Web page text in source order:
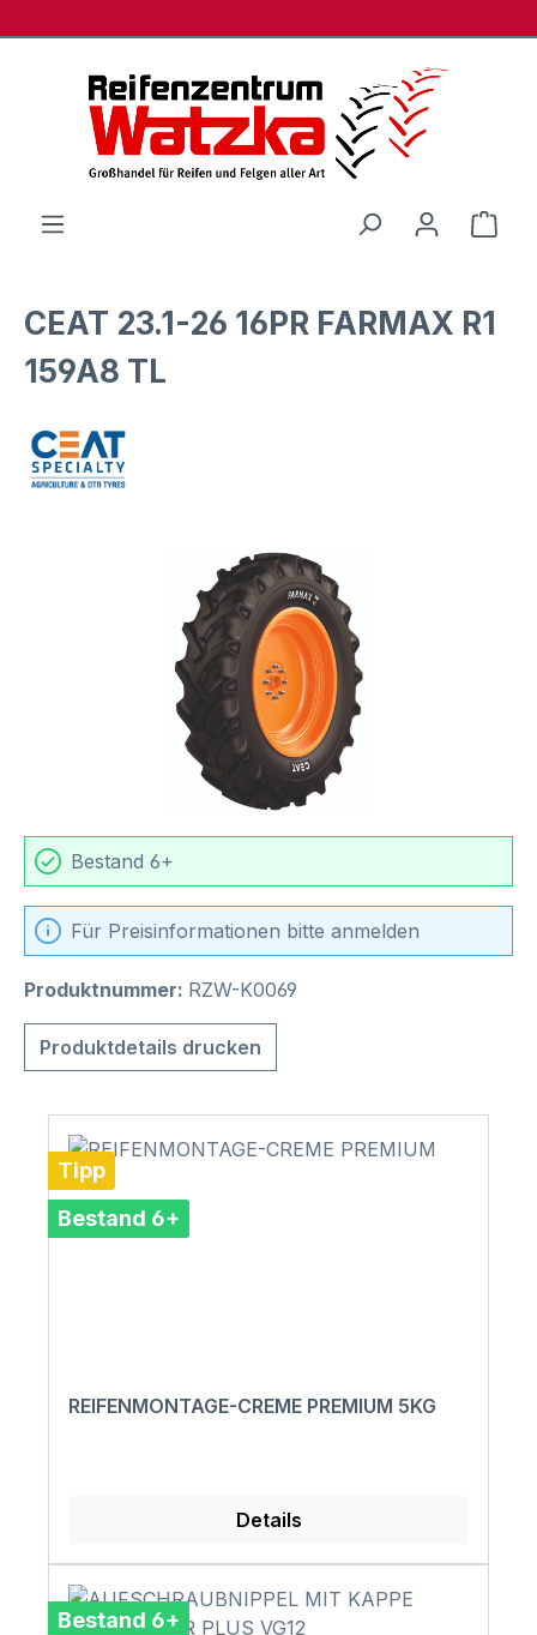
CEAT 23.1-26 16PR FARMAX R1
159A8 TL
Bildergalerie überspringen
Bestand 6+
Für Preisinformationen bitte anmelden
Produktnummer: RZW-K0069
Produktdetails drucken
Tipp
Bestand 6+
REIFENMONTAGE-CREME PREMIUM 5KG
Details
Bestand 6+